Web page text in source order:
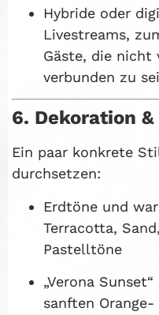
Hybride oder
Livestreams,
Gäste, die nicht
verbunden zu
6. Dekoration
Ein paar konkrete
durchsetzen:
Erdtöne und
Terracotta,
Pastelltöne
„Verona
sanften